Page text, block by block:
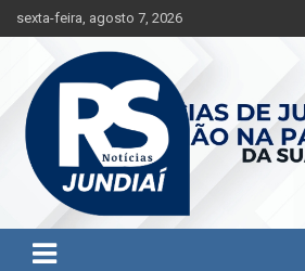
k
sexta-feira, agosto 7, 2026
RS Notícias Jundiaí
Jundiaí e região na palma da sua mão!